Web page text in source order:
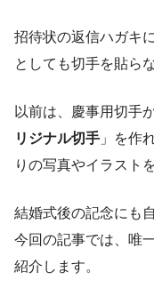
招待状の返信ハガキ
としても切手を貼ら
以前は、慶事用切手
リジナル切手 」を作
りの写真やイラスト
結婚式後の記念にも
今回の記事では、唯
紹介します。